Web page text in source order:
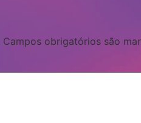
Campos obrigatórios são